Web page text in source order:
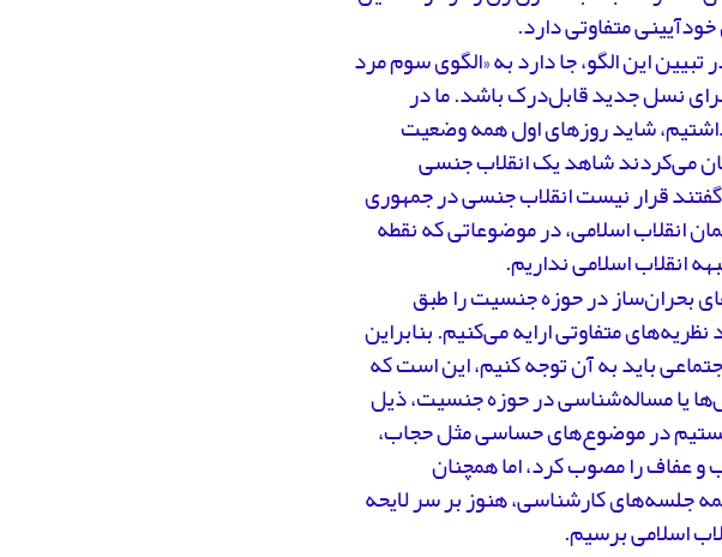
متفاوتی دارد.
این الگو، جا دارد به «الگوی سوم مرد
نسل جدید قابل‌درک باشد. ما در
شاید روزهای اول همه وضعیت
می‌کردند شاهد یک انقلاب جنسی
قرار نیست انقلاب جنسی در جمهوری
انقلاب اسلامی، در موضوعاتی که نقطه
انقلاب اسلامی نداریم.
بحران‌ساز در حوزه جنسیت را طبق
اسلامی بخواهند، به احتمال 90درصد نظریه‌های متفاوتی ارایه می‌کنیم. بنابراین
باید به آن توجه کنیم، این است که
یا مساله‌شناسی در حوزه جنسیت، ذیل
در موضوع‌های حساسی مثل حجاب،
و عفاف را مصوب کرد، اما همچنان
جلسه‌های کارشناسی، هنوز بر سر لایحه
اسلامی برسیم.